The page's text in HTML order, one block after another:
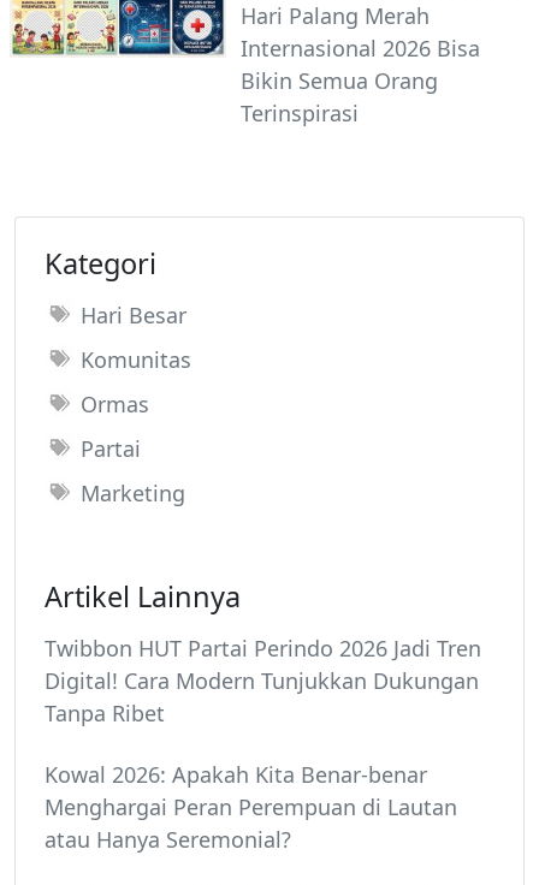
Hari Palang Merah
Internasional 2026 Bisa
Bikin Semua Orang
Terinspirasi
Kategori
Hari Besar
Komunitas
Ormas
Partai
Marketing
Artikel Lainnya
Twibbon HUT Partai Perindo 2026 Jadi Tren
Digital! Cara Modern Tunjukkan Dukungan
Tanpa Ribet
Kowal 2026: Apakah Kita Benar-benar
Menghargai Peran Perempuan di Lautan
atau Hanya Seremonial?